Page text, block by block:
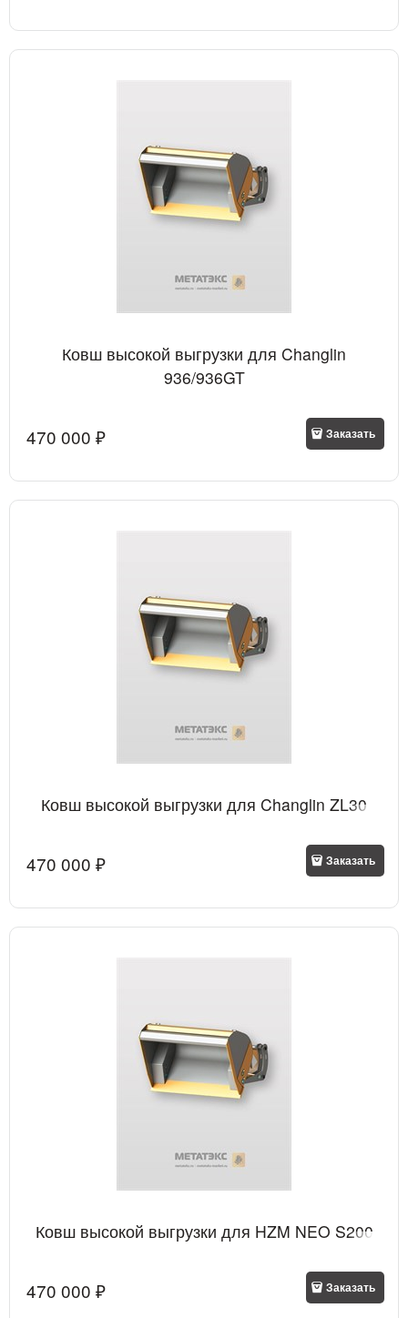
Ковш высокой выгрузки для Changlin
936/936GT
470 000 ₽ Заказать
Ковш высокой выгрузки для Changlin ZL30
470 000 ₽ Заказать
Ковш высокой выгрузки для HZM NEO S200
470 000 ₽ Заказать